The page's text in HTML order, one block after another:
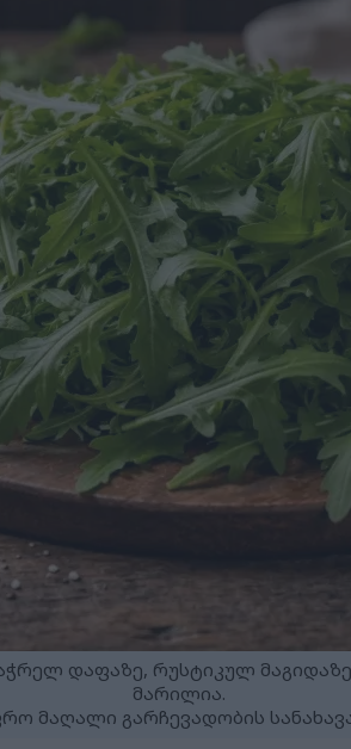
დაფაზე, რუსტიკულ
მარილია.
მაღალი გარჩევადობის